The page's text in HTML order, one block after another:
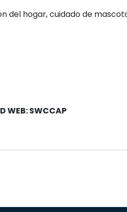
del hogar, cuidado de
WEB: SWCCAP